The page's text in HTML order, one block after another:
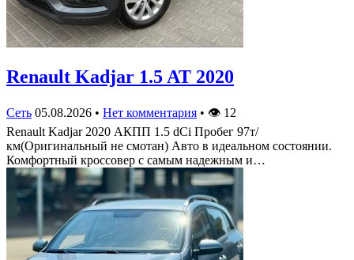
Renault Kadjar 1.5 AT 2020
Сеть 05.08.2026 • Нет комментария • 👁 12
Renault Kadjar 2020 АКПП 1.5 dCi Пробег 97т/
км(Оригинальный не смотан) Авто в идеальном состоянии.
Комфортный кроссовер с самым надежным и…